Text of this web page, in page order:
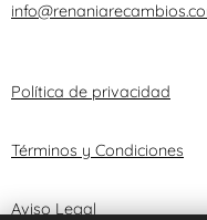
Política de privacidad
Términos y Condiciones
Aviso Legal